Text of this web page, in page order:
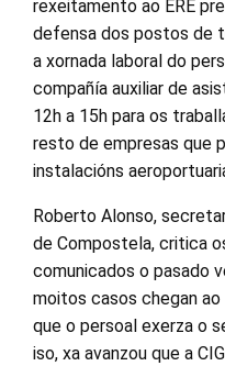
rexeitamento ao ERE
defensa dos postos de
a xornada laboral do
compañía auxiliar de
12h a 15h para os
resto de empresas que
instalacións
Roberto Alonso,
de Compostela, critica
comunicados o pasado
moitos casos chegan ao
que o persoal exerza o
iso, xa avanzou que a